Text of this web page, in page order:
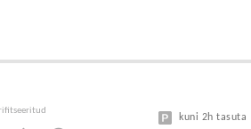
kuni 2h tasuta